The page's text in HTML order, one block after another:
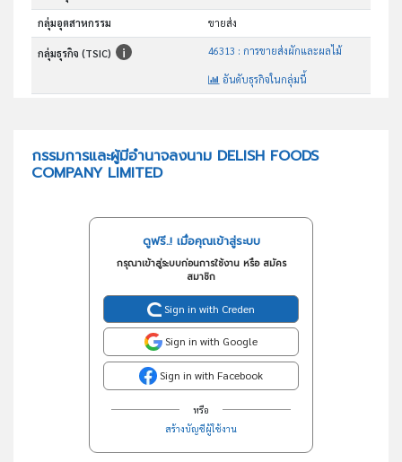
กลุ่มอุตสาหกรรม ขายส่ง
กลุ่มธุรกิจ (TSIC) 46313 : การขายส่งผักและผลไม้
อันดับธุรกิจในกลุ่มนี้
กรรมการและผู้มีอำนาจลงนาม DELISH FOODS
COMPANY LIMITED
ดูฟรี..! เมื่อคุณเข้าสู่ระบบ
กรุณาเข้าสู่ระบบก่อนการใช้งาน หรือ สมัคร
สมาชิก
Sign in with Creden
Sign in with Google
Sign in with Facebook
หรือ
สร้างบัญชีผู้ใช้งาน